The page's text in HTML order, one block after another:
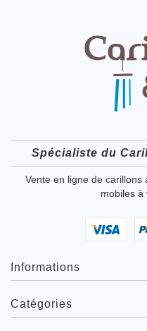
Spécialiste du
Vente en ligne de
mobiles à
Informations
Catégories